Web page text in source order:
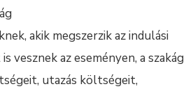
akik megszerzik az indulási
vesznek az eseményen, a szakág
utazás költségeit,